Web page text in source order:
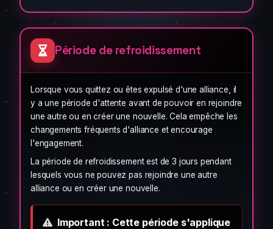
Période de refroidissement
Lorsque vous quittez ou êtes expulsé d'une alliance, il
y a une période d'attente avant de pouvoir en rejoindre
une autre ou en créer une nouvelle. Cela empêche les
changements fréquents d'alliance et encourage
l'engagement.
La période de refroidissement est de 3 jours pendant
lesquels vous ne pouvez pas rejoindre une autre
alliance ou en créer une nouvelle.
Important : Cette période s'applique